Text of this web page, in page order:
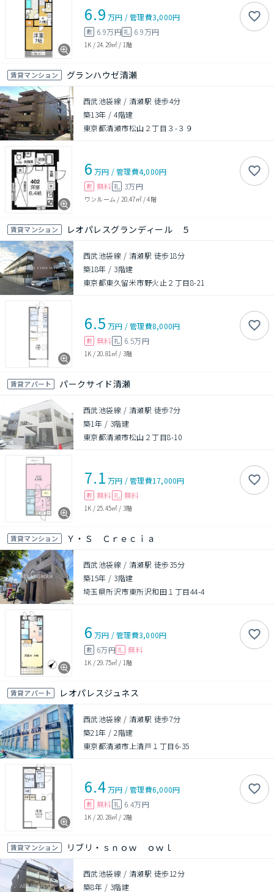
6.9 万円 /管理費3,000円
敷 6.9万円礼 6.9万円
1K / 24.29㎡ / 1階
賃貸マンション グランハウゼ清瀬
西武池袋線 / 清瀬駅 徒歩4分
築13年 /4階建
東京都清瀬市松山２丁目３-３９
6 万円 /管理費4,000円
敷 無料 礼 3万円
ワンルーム / 20.47㎡/4階
賃貸マンション レオパレスグランディール ５
西武池袋線 / 清瀬駅 徒歩18分
築18年 / 3階建
東京都東久留米市野火止２丁目8-21
6.5 万円 /管理費8,000円
敷 無料 礼 6.5万円
1K / 20.81㎡ / 3階
賃貸アパート パークサイド清瀬
西武池袋線 / 清瀬駅 徒歩7分
築1年 / 3階建
東京都清瀬市松山２丁目8-10
7.1 万円 /管理費17,000円
敷 無料 礼 無料
1K / 25.45㎡ / 3階
賃貸マンション Ｙ・Ｓ Ｃｒｅｃｉａ
西武池袋線 / 清瀬駅 徒歩35分
築15年 / 3階建
埼玉県所沢市東所沢和田１丁目44-4
6 万円 /管理費3,000円
敷 6万円 礼 無料
1K / 29.75㎡ / 1階
賃貸アパート レオパレスジュネス
西武池袋線 / 清瀬駅 徒歩7分
築21年 /2階建
東京都清瀬市上清戸１丁目6-35
6.4万円 /管理費6,000円
敷 無料 礼 6.4万円
1K / 20.28㎡ / 2階
賃貸マンション リブリ・ｓｎｏｗ ｏｗｌ
西武池袋線 / 清瀬駅 徒歩12分
築8年 / 3階建